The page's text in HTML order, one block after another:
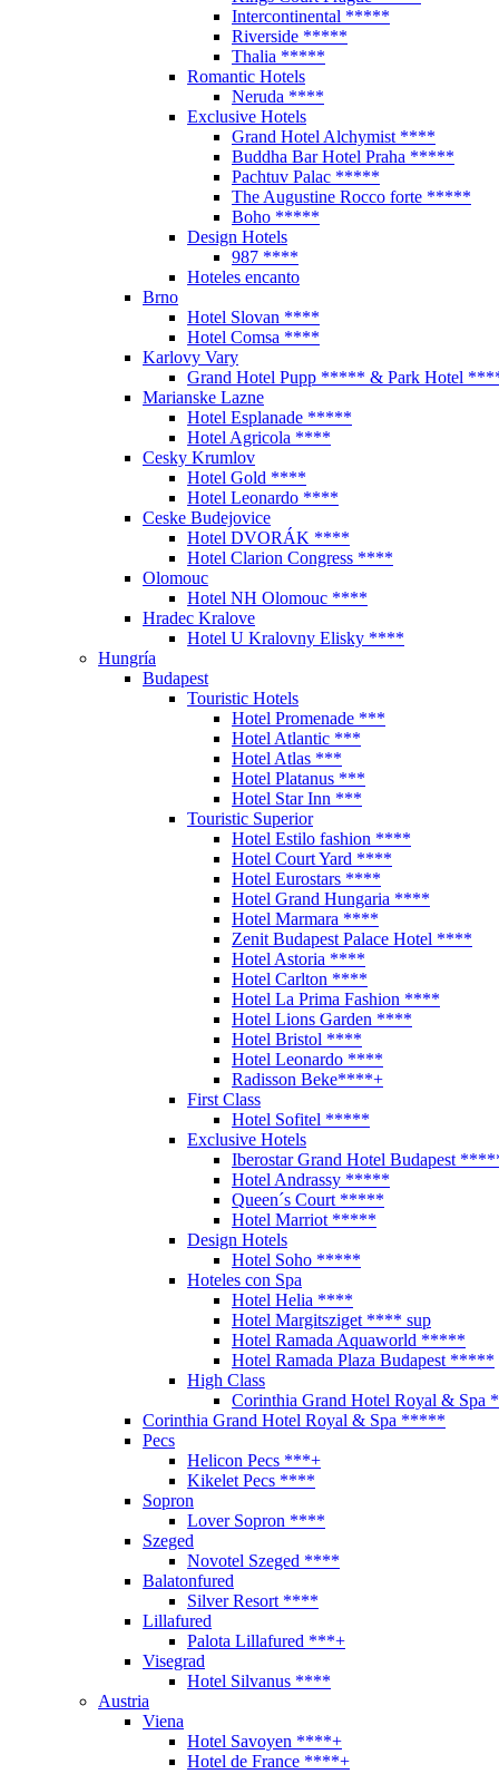
Intercontinental *****
Riverside *****
Thalia *****
Romantic Hotels
Neruda ****
Exclusive Hotels
Grand Hotel Alchymist ****
Buddha Bar Hotel Praha *****
Pachtuv Palac *****
The Augustine Rocco forte *****
Boho *****
Design Hotels
987 ****
Hoteles encanto
Brno
Hotel Slovan ****
Hotel Comsa ****
Karlovy Vary
Grand Hotel Pupp ***** & Park Hotel
Marianske Lazne
Hotel Esplanade *****
Hotel Agricola ****
Cesky Krumlov
Hotel Gold ****
Hotel Leonardo ****
Ceske Budejovice
Hotel DVORÁK ****
Hotel Clarion Congress ****
Olomouc
Hotel NH Olomouc ****
Hradec Kralove
Hotel U Kralovny Elisky ****
Hungría
Budapest
Touristic Hotels
Hotel Promenade ***
Hotel Atlantic ***
Hotel Atlas ***
Hotel Platanus ***
Hotel Star Inn ***
Touristic Superior
Hotel Estilo fashion ****
Hotel Court Yard ****
Hotel Eurostars ****
Hotel Grand Hungaria ****
Hotel Marmara ****
Zenit Budapest Palace Hotel ****
Hotel Astoria ****
Hotel Carlton ****
Hotel La Prima Fashion ****
Hotel Lions Garden ****
Hotel Bristol ****
Hotel Leonardo ****
Radisson Beke****+
First Class
Hotel Sofitel *****
Exclusive Hotels
Iberostar Grand Hotel Budapest
Hotel Andrassy *****
Queen´s Court *****
Hotel Marriot *****
Design Hotels
Hotel Soho *****
Hoteles con Spa
Hotel Helia ****
Hotel Margitsziget **** sup
Hotel Ramada Aquaworld *****
Hotel Ramada Plaza Budapest *****
High Class
Corinthia Grand Hotel Royal &
Corinthia Grand Hotel Royal & Spa *****
Pecs
Helicon Pecs ***+
Kikelet Pecs ****
Sopron
Lover Sopron ****
Szeged
Novotel Szeged ****
Balatonfured
Silver Resort ****
Lillafured
Palota Lillafured ***+
Visegrad
Hotel Silvanus ****
Austria
Viena
Hotel Savoyen ****+
Hotel de France ****+